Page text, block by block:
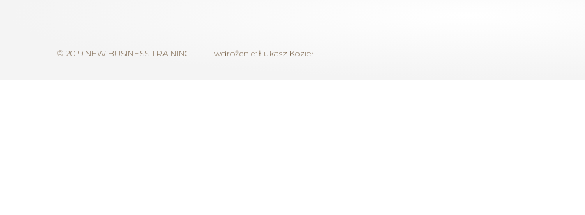
© 2019 NEW BUSINESS TRAINING wdrożenie: Łukasz Kozieł